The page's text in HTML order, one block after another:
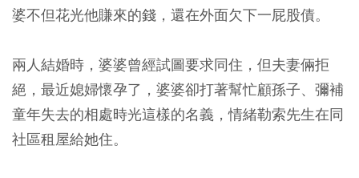
婆不但花光他賺來的錢，還在外面欠下一屁股債。
兩人結婚時，婆婆曾經試圖要求同住，但夫妻倆拒
絕，最近媳婦懷孕了，婆婆卻打著幫忙顧孫子、彌補
童年失去的相處時光這樣的名義，情緒勒索先生在同
社區租屋給她住。